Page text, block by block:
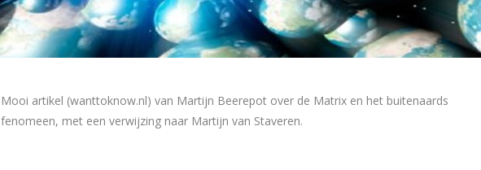
Mooi artikel (wanttoknow.nl) van Martijn Beerepot over de Matrix en het buitenaards
fenomeen, met een verwijzing naar Martijn van Staveren.